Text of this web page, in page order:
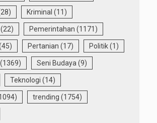
Kriminal (11)
(22) Pemerintahan (1171)
Pertanian (17) Politik(1)
(1369) Seni Budaya(9)
Teknologi (14)
trending (1754)